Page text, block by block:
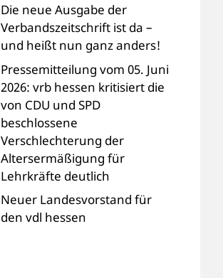
Die neue Ausgabe der
Verbandszeitschrift ist da –
und heißt nun ganz anders!
Pressemitteilung vom 05. Juni
2026: vrb hessen kritisiert die
von CDU und SPD
beschlossene
Verschlechterung der
Altersermäßigung für
Lehrkräfte deutlich
Neuer Landesvorstand für
den vdl hessen